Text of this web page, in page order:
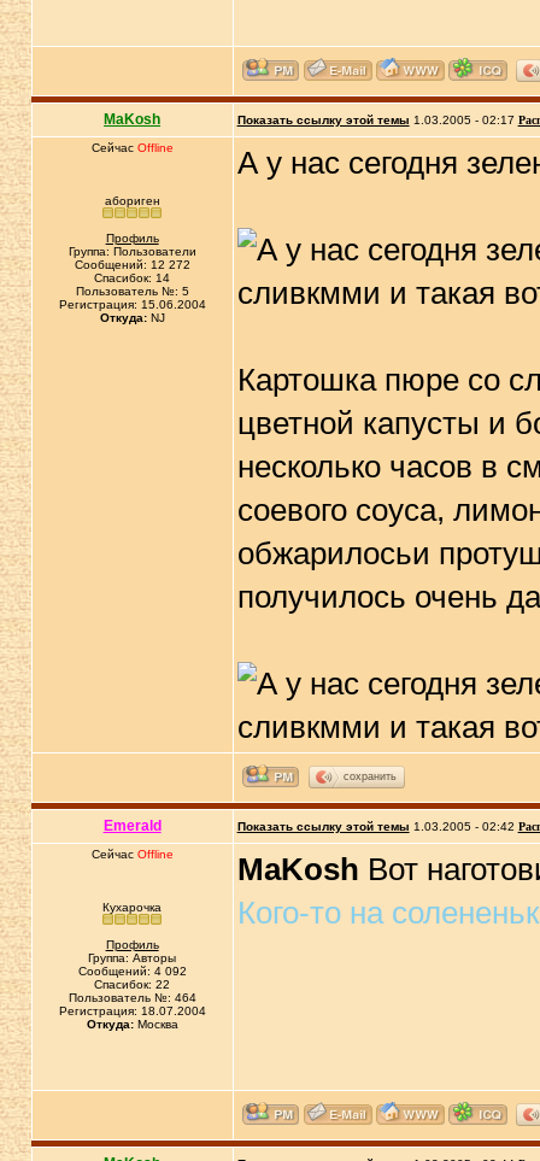
MaKosh Показать ссылку этой темы 1.03.2005 - 02:17
Сейчас Offline
абориген
Профиль
Группа: Пользователи
Сообщений: 12 272
Спасибок: 14
Пользователь №: 5
Регистрация: 15.06.2004
Откуда:NJ
А у нас сегодня
Картошка пюре со
цветной капусты и
несколько часов в
соевого соуса,
обжарилосьи
получилось очень
сохранить
Emerald Показать ссылку этой темы 1.03.2005 - 02:42
Сейчас Offline
Кухарочка
Профиль
Группа: Авторы
Сообщений: 4 092
Спасибок: 22
Пользователь №: 464
Регистрация: 18.07.2004
Откуда:Москва
MaKosh Вот
Кого-то на